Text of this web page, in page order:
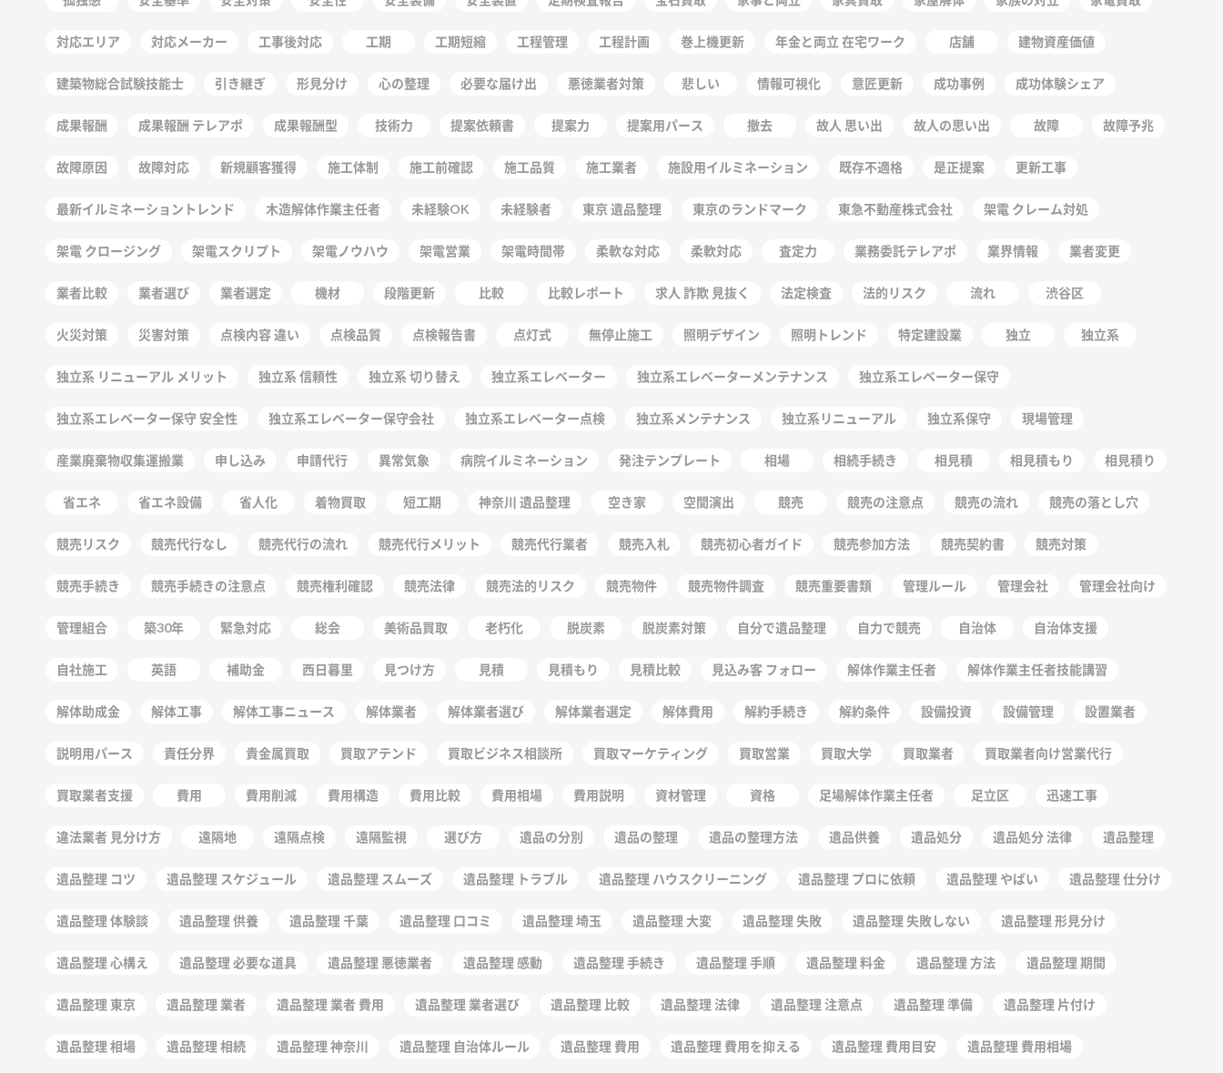
対応エリア 対応メーカー 工事後対応 工期 工期短縮 工程管理 工程計画 巻上機更新 年金と両立 在宅ワーク 店舗 建物資産価値
建築物総合試験技能士 引き継ぎ 形見分け 心の整理 必要な届け出 悪徳業者対策 悲しい 情報可視化 意匠更新 成功事例 成功体験シェア
成果報酬 成果報酬 テレアポ 成果報酬型 技術力 提案依頼書 提案力 提案用パース 撤去 故人 思い出 故人の思い出 故障 故障予兆
故障原因 故障対応 新規顧客獲得 施工体制 施工前確認 施工品質 施工業者 施設用イルミネーション 既存不適格 是正提案 更新工事
最新イルミネーショントレンド 木造解体作業主任者 未経験OK 未経験者 東京 遺品整理 東京のランドマーク 東急不動産株式会社 架電 クレーム対処
架電 クロージング 架電スクリプト 架電ノウハウ 架電営業 架電時間帯 柔軟な対応 柔軟対応 査定力 業務委託テレアポ 業界情報 業者変更
業者比較 業者選び 業者選定 機材 段階更新 比較 比較レポート 求人 詐欺 見抜く 法定検査 法的リスク 流れ 渋谷区
火災対策 災害対策 点検内容 違い 点検品質 点検報告書 点灯式 無停止施工 照明デザイン 照明トレンド 特定建設業 独立 独立系
独立系 リニューアル メリット 独立系 信頼性 独立系 切り替え 独立系エレベーター 独立系エレベーターメンテナンス 独立系エレベーター保守
独立系エレベーター保守 安全性 独立系エレベーター保守会社 独立系エレベーター点検 独立系メンテナンス 独立系リニューアル 独立系保守 現場管理
産業廃棄物収集運搬業 申し込み 申請代行 異常気象 病院イルミネーション 発注テンプレート 相場 相続手続き 相見積 相見積もり 相見積り
省エネ 省エネ設備 省人化 着物買取 短工期 神奈川 遺品整理 空き家 空間演出 競売 競売の注意点 競売の流れ 競売の落とし穴
競売リスク 競売代行なし 競売代行の流れ 競売代行メリット 競売代行業者 競売入札 競売初心者ガイド 競売参加方法 競売契約書 競売対策
競売手続き 競売手続きの注意点 競売権利確認 競売法律 競売法的リスク 競売物件 競売物件調査 競売重要書類 管理ルール 管理会社 管理会社向け
管理組合 築30年 緊急対応 総会 美術品買取 老朽化 脱炭素 脱炭素対策 自分で遺品整理 自力で競売 自治体 自治体支援
自社施工 英語 補助金 西日暮里 見つけ方 見積 見積もり 見積比較 見込み客 フォロー 解体作業主任者 解体作業主任者技能講習
解体助成金 解体工事 解体工事ニュース 解体業者 解体業者選び 解体業者選定 解体費用 解約手続き 解約条件 設備投資 設備管理 設置業者
説明用パース 責任分界 貴金属買取 買取アテンド 買取ビジネス相談所 買取マーケティング 買取営業 買取大学 買取業者 買取業者向け営業代行
買取業者支援 費用 費用削減 費用構造 費用比較 費用相場 費用説明 資材管理 資格 足場解体作業主任者 足立区 迅速工事
違法業者 見分け方 遠隔地 遠隔点検 遠隔監視 選び方 遺品の分別 遺品の整理 遺品の整理方法 遺品供養 遺品処分 遺品処分 法律 遺品整理
遺品整理 コツ 遺品整理 スケジュール 遺品整理 スムーズ 遺品整理 トラブル 遺品整理 ハウスクリーニング 遺品整理 プロに依頼 遺品整理 やばい 遺品整理 仕分け
遺品整理 体験談 遺品整理 供養 遺品整理 千葉 遺品整理 口コミ 遺品整理 埼玉 遺品整理 大変 遺品整理 失敗 遺品整理 失敗しない 遺品整理 形見分け
遺品整理 心構え 遺品整理 必要な道具 遺品整理 悪徳業者 遺品整理 感動 遺品整理 手続き 遺品整理 手順 遺品整理 料金 遺品整理 方法 遺品整理 期間
遺品整理 東京 遺品整理 業者 遺品整理 業者 費用 遺品整理 業者選び 遺品整理 比較 遺品整理 法律 遺品整理 注意点 遺品整理 準備 遺品整理 片付け
遺品整理 相場 遺品整理 相続 遺品整理 神奈川 遺品整理 自治体ルール 遺品整理 費用 遺品整理 費用を抑える 遺品整理 費用目安 遺品整理 費用相場